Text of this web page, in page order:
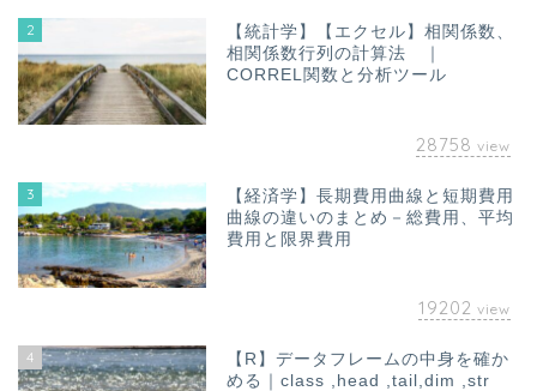
2
【統計学】【エクセル】相関係数、
相関係数行列の計算法 ｜
CORREL関数と分析ツール
28758 view
3
【経済学】長期費用曲線と短期費用
曲線の違いのまとめ－総費用、平均
費用と限界費用
19202 view
4
【R】データフレームの中身を確か
める｜class ,head ,tail,dim ,str